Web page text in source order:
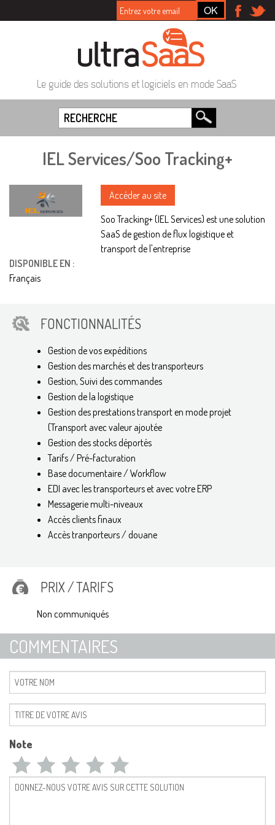
Le guide des solutions et logiciels en mode SaaS
IEL Services/Soo Tracking+
Accéder au site
Soo Tracking+ (IEL Services) est une solution
SaaS de gestion de flux logistique et
transport de l'entreprise
DISPONIBLE EN :
Français
FONCTIONNALITÉS
Gestion de vos expéditions
Gestion des marchés et des transporteurs
Gestion, Suivi des commandes
Gestion de la logistique
Gestion des prestations transport en mode projet
(Transport avec valeur ajoutée
Gestion des stocks déportés
Tarifs / Pré-facturation
Base documentaire / Workflow
EDI avec les transporteurs et avec votre ERP
Messagerie multi-niveaux
Accès clients finaux
Accès tranporteurs / douane
PRIX / TARIFS
Non communiqués
COMMENTAIRES
Note